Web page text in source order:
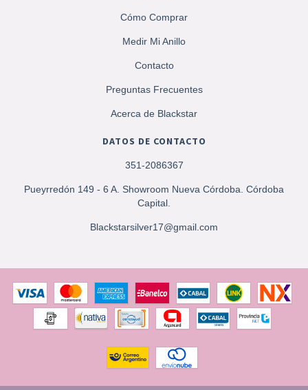
Cómo Comprar
Medir Mi Anillo
Contacto
Preguntas Frecuentes
Acerca de Blackstar
DATOS DE CONTACTO
351-2086367
Pueyrredón 149 - 6 A. Showroom Nueva Córdoba. Córdoba
Capital.
Blackstarsilver17@gmail.com